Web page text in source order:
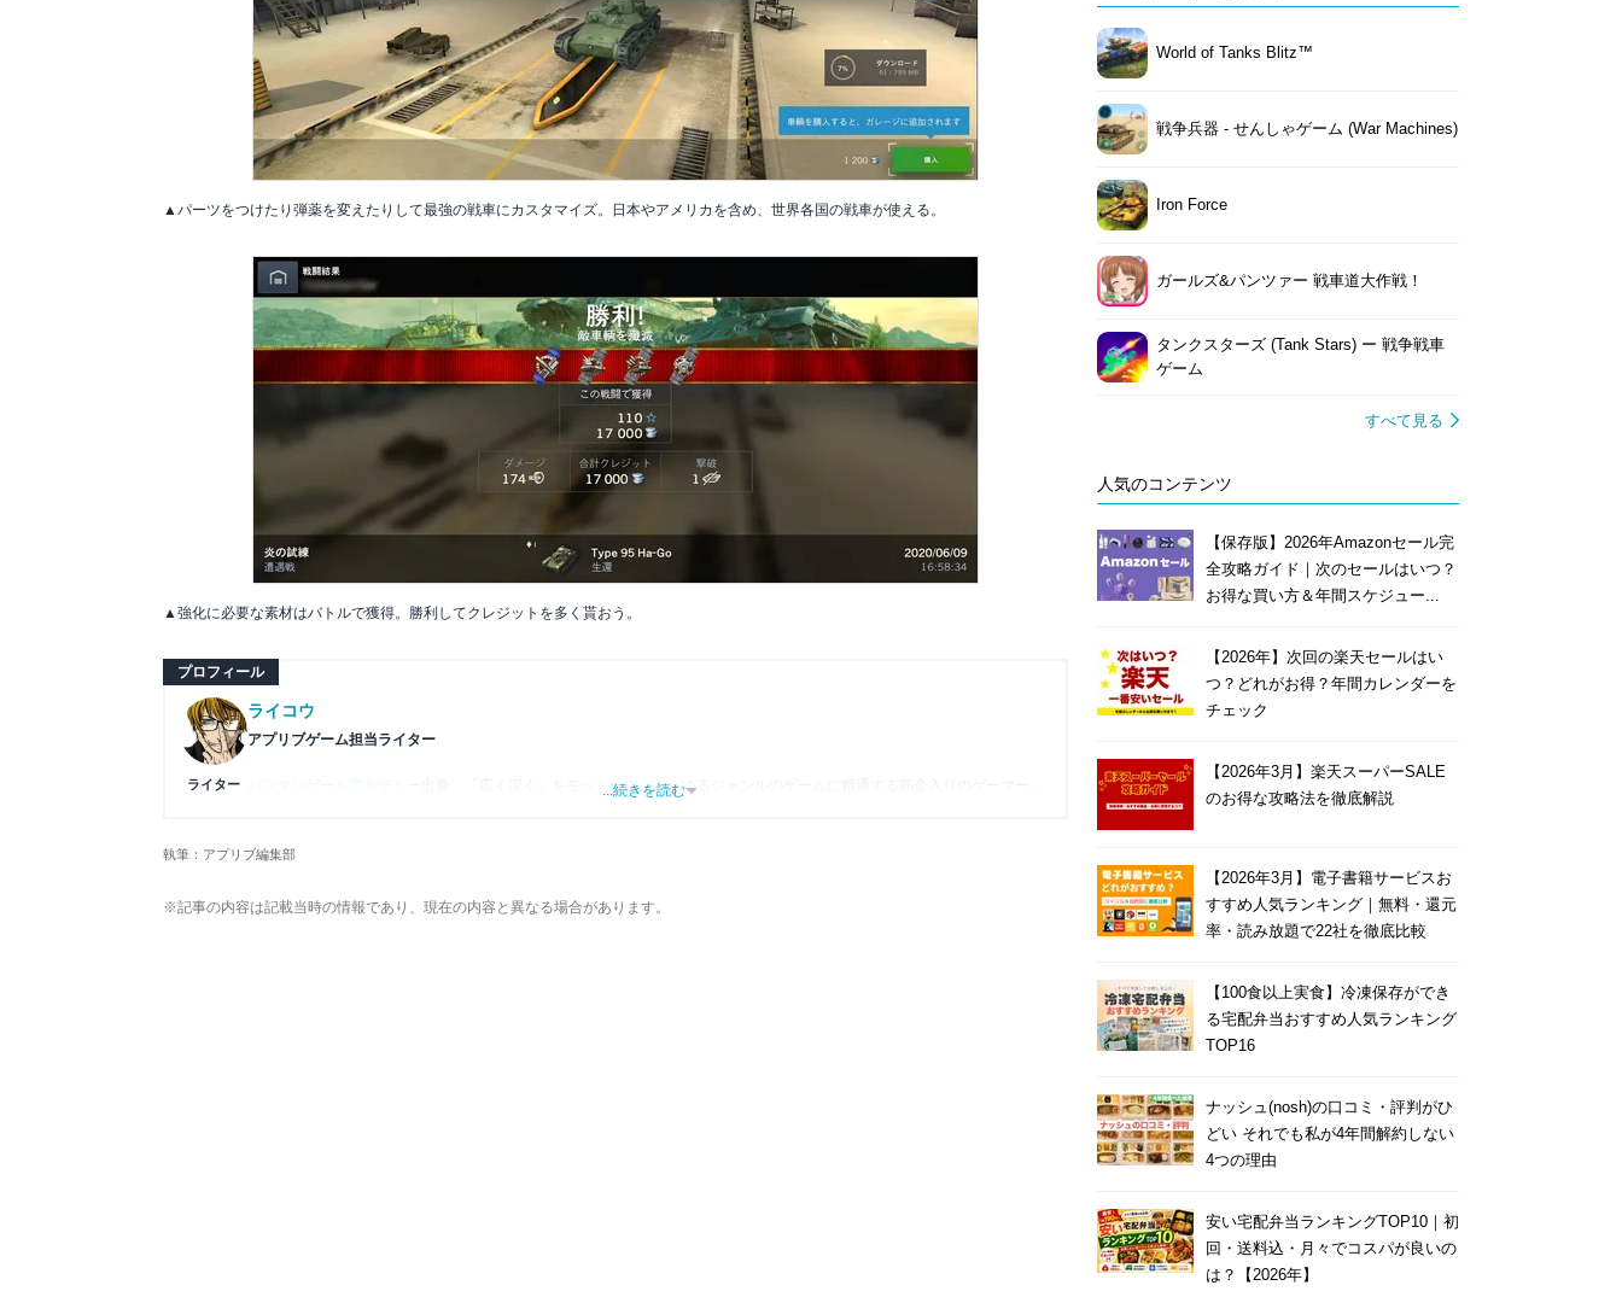
▲パーツをつけたり弾薬を変えたりして最強の戦車にカスタマイズ。日本やアメリカを含め、世界各国の戦車が使える。
▲強化に必要な素材はバトルで獲得。勝利してクレジットを多く貰おう。
プロフィール
ライター
ライコウ
アプリブゲーム担当ライター
出身。「広く深く」をモットーに、あらゆるジャンルのゲームに精通する筋金入りのゲーマー。
や専門知識の深さは業界内でも高く評価されている。現在は、アプリブでゲーム関連のコンテンツを豊富に執筆中。
...続きを読む
執筆：アプリブ編集部
※記事の内容は記載当時の情報であり、現在の内容と異なる場合があります。
World of Tanks Blitz™
戦争兵器 - せんしゃゲーム (War Machines)
Iron Force
ガールズ&パンツァー 戦車道大作戦！
タンクスターズ (Tank Stars) ー 戦争戦車
ゲーム
すべて見る
人気のコンテンツ
【保存版】2026年Amazonセール完
全攻略ガイド｜次のセールはいつ？
お得な買い方＆年間スケジュー...
【2026年】次回の楽天セールはい
つ？どれがお得？年間カレンダーを
チェック
【2026年3月】楽天スーパーSALE
のお得な攻略法を徹底解説
【2026年3月】電子書籍サービスお
すすめ人気ランキング｜無料・還元
率・読み放題で22社を徹底比較
【100食以上実食】冷凍保存ができ
る宅配弁当おすすめ人気ランキング
TOP16
ナッシュ(nosh)の口コミ・評判がひ
どい それでも私が4年間解約しない
4つの理由
安い宅配弁当ランキングTOP10｜初
回・送料込・月々でコスパが良いの
は？【2026年】